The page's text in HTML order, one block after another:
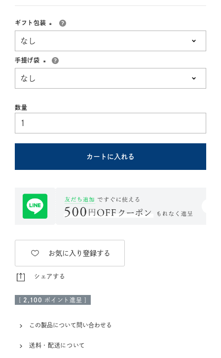
ギフト包装
手提げ袋
カートに入れる
お気に入り登録する
シェアする
[ 2,100 ポイント進呈 ]
この製品について問い合わせる
送料・配送について